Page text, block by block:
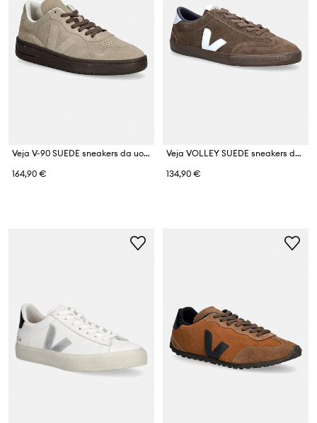
Veja V-90 SUEDE sneakers da uomo in scamoscio
164,90 €
Veja VOLLEY SUEDE sneakers da donna in scamoscio
134,90 €